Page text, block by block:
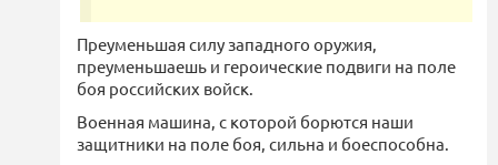
Преуменьшая силу западного оружия,
преуменьшаешь и героические подвиги на поле
боя российских войск.
Военная машина, с которой борются наши
защитники на поле боя, сильна и боеспособна.